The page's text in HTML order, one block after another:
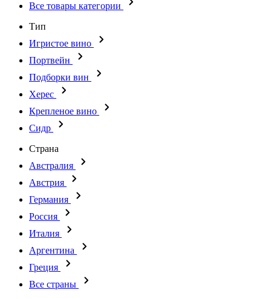
Все товары категории
Тип
Игристое вино
Портвейн
Подборки вин
Херес
Крепленое вино
Сидр
Страна
Австралия
Австрия
Германия
Россия
Италия
Аргентина
Греция
Все страны